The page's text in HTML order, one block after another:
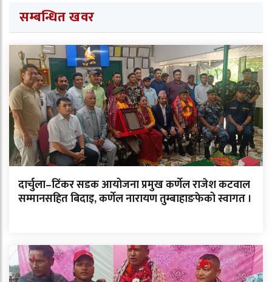
सम्बन्धित खवर
दार्चुला–टिंकर सडक आयोजना प्रमुख कर्णेल राजेश कटवाल
सम्मानसहित बिदाइ, कर्णेल नारायण तुम्बाहाङफेको स्वागत ।